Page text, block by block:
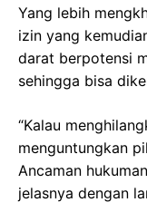
Yang lebih
izin yang
darat berpotensi
sehingga bisa
“Kalau
menguntungkan
Ancaman
jelasnya dengan